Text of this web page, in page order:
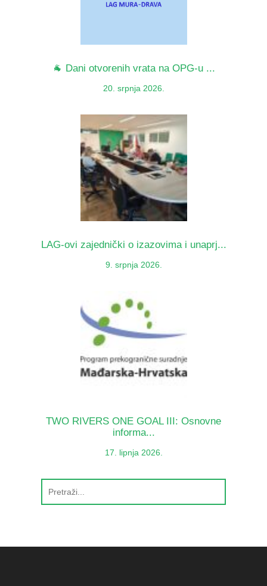
🐐 Dani otvorenih vrata na OPG-u ...
20. srpnja 2026.
LAG-ovi zajednički o izazovima i unaprj...
9. srpnja 2026.
TWO RIVERS ONE GOAL III: Osnovne
informa...
17. lipnja 2026.